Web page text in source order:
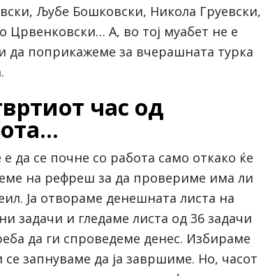
Љубе Бошковски, Никола Груевски,
Црвенковски… А, во тој муабет не е
да поприкажеме за вчерашната турка
час од
да се почне со работа само откако ќе
на рефреш за да провериме има ли
Ја отвораме денешната листа на
задачи и гледаме листа од 36 задачи
да ги спроведеме денес. Избираме
се запнуваме да ја завршиме. Но, часот